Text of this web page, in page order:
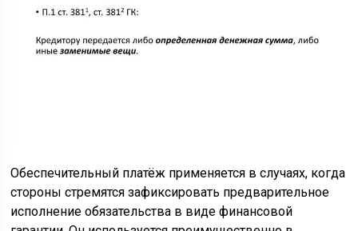
Обеспечительный платёж применяется в случаях, когда
стороны стремятся зафиксировать предварительное
исполнение обязательства в виде финансовой